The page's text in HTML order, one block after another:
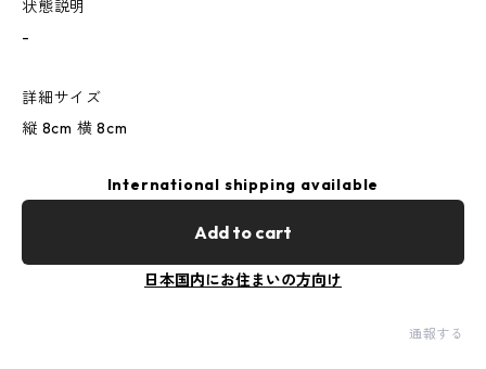
状態説明
-
詳細サイズ
縦 8cm 横 8cm
International shipping available
Add to cart
日本国内にお住まいの方向け
通報する